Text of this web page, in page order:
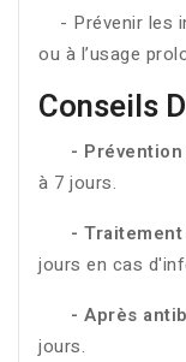
- Prévenir les
ou à l’usage
Conseils
- Prévention
à 7 jours.
- Traitement
jours en cas
- Après
jours.